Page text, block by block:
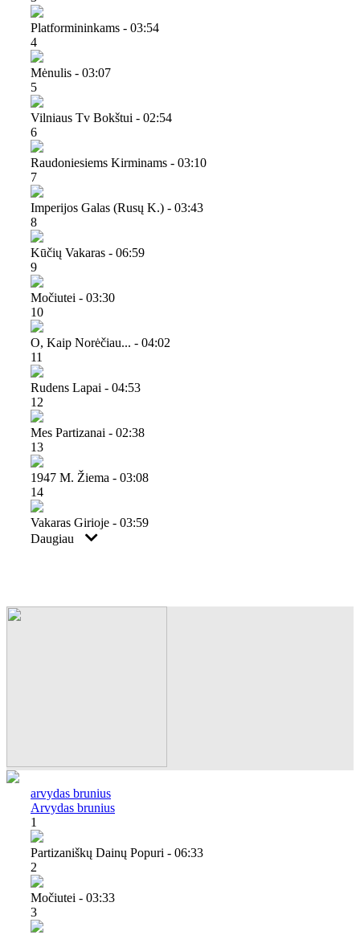
Platformininkams - 03:54
4
Mėnulis - 03:07
5
Vilniaus Tv Bokštui - 02:54
6
Raudoniesiems Kirminams - 03:10
7
Imperijos Galas (rusų K.) - 03:43
8
Kūčių Vakaras - 06:59
9
Močiutei - 03:30
10
O, Kaip Norėčiau... - 04:02
11
Rudens Lapai - 04:53
12
Mes Partizanai - 02:38
13
1947 M. Žiema - 03:08
14
Vakaras Girioje - 03:59
Daugiau
arvydas brunius
Arvydas brunius
1
Partizaniškų Dainų Popuri - 06:33
2
Močiutei - 03:33
3